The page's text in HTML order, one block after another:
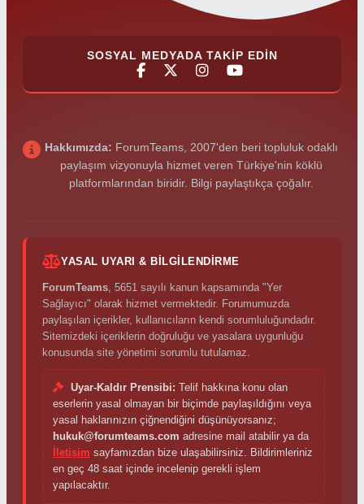
SOSYAL MEDYADA TAKIP EDIN
Hakkımızda: ForumTeams, 2007'den beri topluluk odaklı
paylaşım vizyonuyla hizmet veren Türkiye'nin köklü
platformlarından biridir. Bilgi paylaştıkça çoğalır.
YASAL UYARI & BILGILENDIRME
ForumTeams, 5651 sayılı kanun kapsamında "Yer
Sağlayıcı" olarak hizmet vermektedir. Forumumuzda
paylaşılan içerikler, kullanıcıların kendi sorumluluğundadır.
Sitemizdeki içeriklerin doğruluğu ve yasalara uygunluğu
konusunda site yönetimi sorumlu tutulamaz.
Uyar-Kaldır Prensibi: Telif hakkına konu olan
eserlerin yasal olmayan bir biçimde paylaşıldığını veya
yasal haklarınızın çiğnendiğini düşünüyorsanız;
hukuk@forumteams.com adresine mail atabilir ya da
İletişim sayfamızdan bize ulaşabilirsiniz. Bildirimleriniz
en geç 48 saat içinde incelenip gerekli işlem
yapılacaktır.